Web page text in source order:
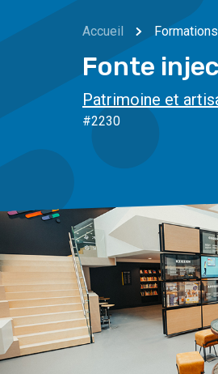
Accueil Formations
Fonte
Patrimoine et
#2230